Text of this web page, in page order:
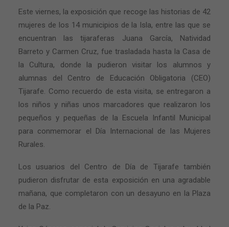
Este viernes, la exposición que recoge las historias de 42
mujeres de los 14 municipios de la Isla, entre las que se
encuentran las tijaraferas Juana García, Natividad
Barreto y Carmen Cruz, fue trasladada hasta la Casa de
la Cultura, donde la pudieron visitar los alumnos y
alumnas del Centro de Educación Obligatoria (CEO)
Tijarafe. Como recuerdo de esta visita, se entregaron a
los niños y niñas unos marcadores que realizaron los
pequeños y pequeñas de la Escuela Infantil Municipal
para conmemorar el Día Internacional de las Mujeres
Rurales.
Los usuarios del Centro de Día de Tijarafe también
pudieron disfrutar de esta exposición en una agradable
mañana, que completaron con un desayuno en la Plaza
de la Paz.